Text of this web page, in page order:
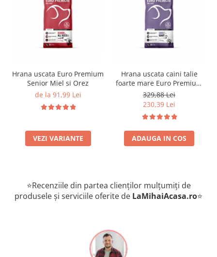
Hrana uscata Euro Premium
Senior Miel si Orez
de la 91,99 Lei
VEZI VARIANTE
Hrana uscata caini talie
foarte mare Euro Premium
Giant Adult pui si orez 15
Kg
329,88 Lei
230,39 Lei
ADAUGA IN COS
⭐Recenziile din partea clienților mulțumiți de
produsele și serviciile oferite de LaMihaiAcasa.ro⭐